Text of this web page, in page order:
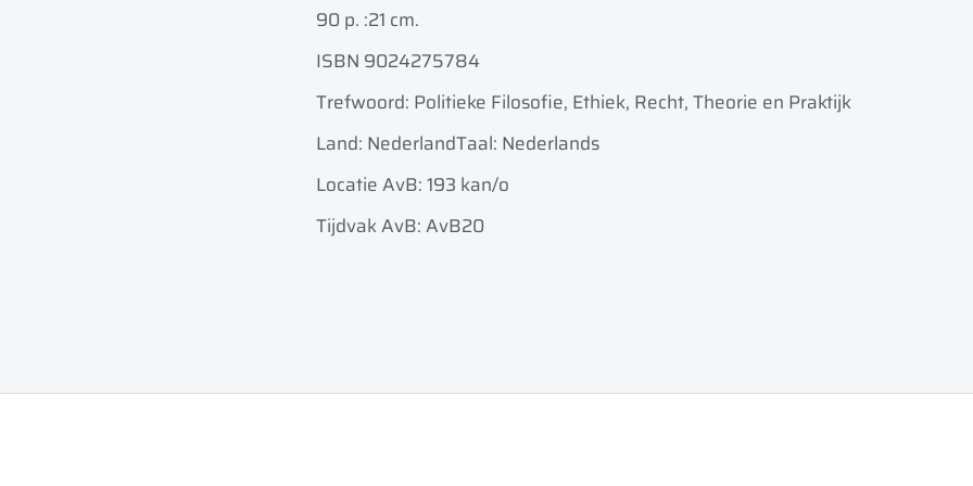
90 p. :21 cm.
ISBN 9024275784
Trefwoord: Politieke Filosofie, Ethiek, Recht, Theorie en Praktijk
Land: NederlandTaal: Nederlands
Locatie AvB: 193 kan/o
Tijdvak AvB: AvB20